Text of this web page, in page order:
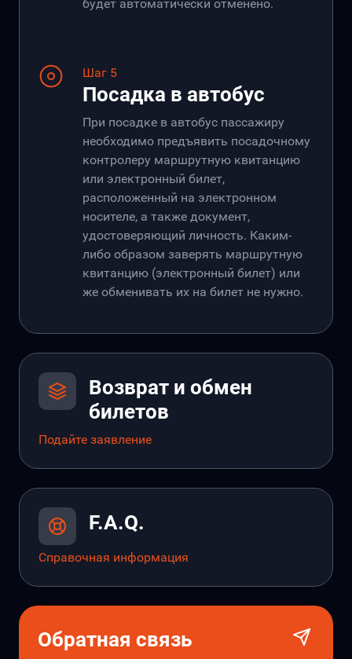
будет автоматически отменено.
Шаг 5
Посадка в автобус
При посадке в автобус пассажиру
необходимо предъявить посадочному
контролеру маршрутную квитанцию
или электронный билет,
расположенный на электронном
носителе, а также документ,
удостоверяющий личность. Каким-
либо образом заверять маршрутную
квитанцию (электронный билет) или
же обменивать их на билет не нужно.
Возврат и обмен
билетов
Подайте заявление
F.A.Q.
Справочная информация
Обратная связь